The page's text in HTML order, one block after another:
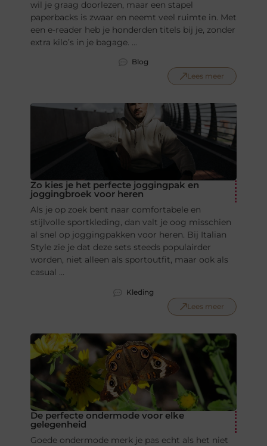
wil je graag doorlezen, maar een stapel
paperbacks is zwaar en neemt veel ruimte in. Met
een e-reader heb je honderden titels bij je, zonder
extra kilo’s in je bagage. ...
Blog
Lees meer
Zo kies je het perfecte joggingpak en
joggingbroek voor heren
Als je op zoek bent naar comfortabele en
stijlvolle sportkleding, dan valt je oog misschien
al snel op joggingpakken voor heren. Bij Italian
Style zie je dat deze sets steeds populairder
worden, niet alleen als sportoutfit, maar ook als
casual ...
Kleding
Lees meer
De perfecte ondermode voor elke
gelegenheid
Goede ondermode merk je pas echt als het niet